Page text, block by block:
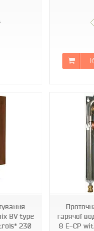
BV type
230
гарячої
8 E-CP